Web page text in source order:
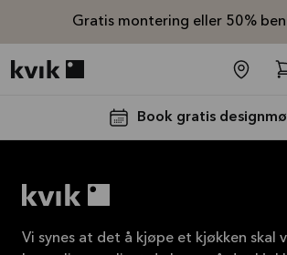
Gratis montering eller 50%
Book gratis
Vi synes at det å kjøpe et kjøkken skal